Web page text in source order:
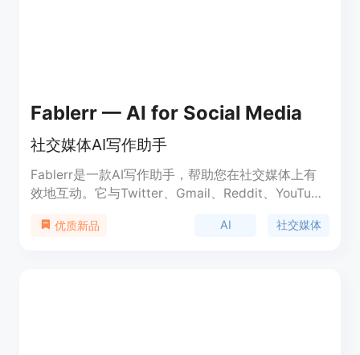
Fablerr — AI for Social Media
社交媒体AI写作助手
Fablerr是一款AI写作助手，帮助您在社交媒体上有
效地互动。它与Twitter、Gmail、Reddit、YouTube
能，适用于各种写作场景。
优质新品 AI 社交媒体